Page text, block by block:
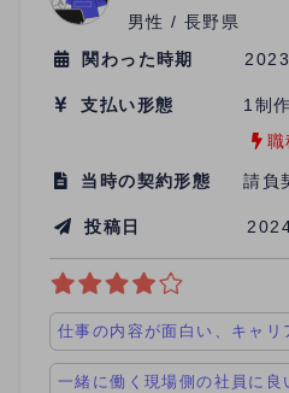
男性 / 長野県
関わった時期
支払い形態
1制
当時の契約形態 請負
投稿日
仕事の内容が面白い、キャリ
一緒に働く現場側の社員に良